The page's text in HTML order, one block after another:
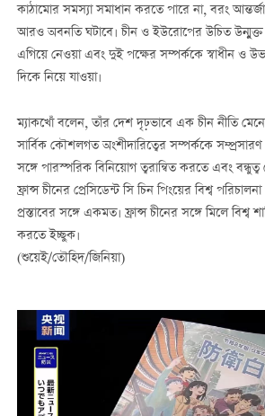
কাঠামোর সমস্যা সমাধান করতে পারে না, বরং
আরও অবনতি ঘটাবে। চীন ও ইউরোপের উচিত
এগিয়ে নেওয়া এবং দুই পক্ষের সম্পর্ককে স্বাধীন ও
দিকে নিয়ে যাওয়া।
ম্যাকখোঁ বলেন, তাঁর দেশ দৃঢ়ভাবে এক চীন নীতি
সার্বিক কৌশলগত অংশীদারিত্বের সম্পর্ককে
সঙ্গে পারস্পরিক বিনিয়োগ ত্বরান্বিত করতে এবং
ফ্রান্স চীনের প্রেসিডেন্ট সি চিন পিংয়ের বিশ্ব
প্রস্তাবের সঙ্গে একমত। ফ্রান্স চীনের সঙ্গে মিলে বিশ্ব
করতে ইচ্ছুক।
(শুয়েই/তৌহিদ/জিনিয়া)